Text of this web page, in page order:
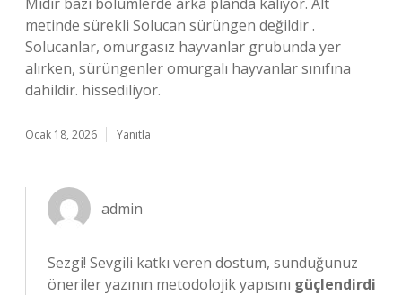
metinde sürekli Solucan sürüngen değildir .
Solucanlar, omurgasız hayvanlar grubunda yer
alırken, sürüngenler omurgalı hayvanlar sınıfına
dahildir. hissediliyor.
Ocak 18, 2026 Yanıtla
admin
Sezgi! Sevgili katkı veren dostum, sunduğunuz
öneriler yazının metodolojik yapısını güçlendirdi